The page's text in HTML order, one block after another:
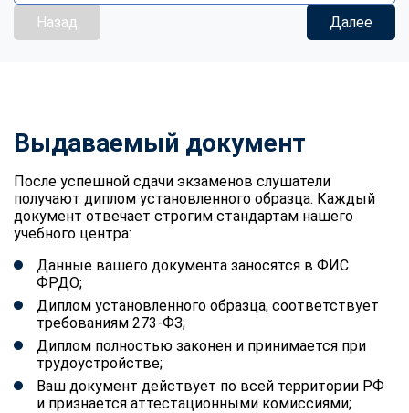
Назад Далее
Выдаваемый документ
После успешной сдачи экзаменов слушатели
получают диплом установленного образца. Каждый
документ отвечает строгим стандартам нашего
учебного центра:
Данные вашего документа заносятся в ФИС
ФРДО;
Диплом установленного образца, соответствует
требованиям 273-ФЗ;
Диплом полностью законен и принимается при
трудоустройстве;
Ваш документ действует по всей территории РФ
и признается аттестационными комиссиями;